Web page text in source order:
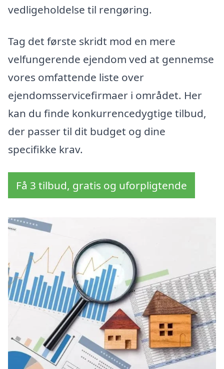
vedligeholdelse til rengøring.
Tag det første skridt mod en mere
velfungerende ejendom ved at gennemse
vores omfattende liste over
ejendomsservicefirmaer i området. Her
kan du finde konkurrencedygtige tilbud,
der passer til dit budget og dine
specifikke krav.
Få 3 tilbud, gratis og uforpligtende